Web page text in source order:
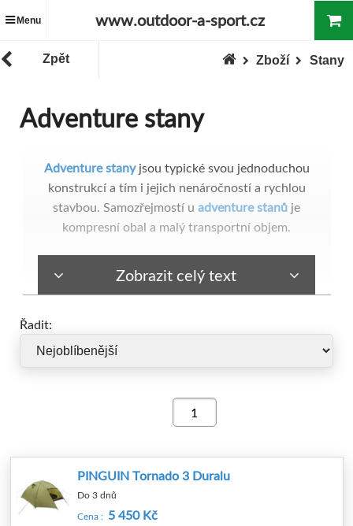
Menu www.outdoor-a-sport.cz
Zpět Stany
Zboží
Adventure stany
Zobrazit celý text
Adventure stanyjsou typické svou jednoduchou
konstrukcí a tím i jejich nenáročností a rychlou
stavbou. Samozřejmostí u adventure stanů je
kompresní obal a malý transportní objem.
se chystají na střednětěžký treking, ale můžete ho
Řadit:
PINGUIN Tornado 3 Duralu
Do 3 dnů
Cena : 5 450 Kč